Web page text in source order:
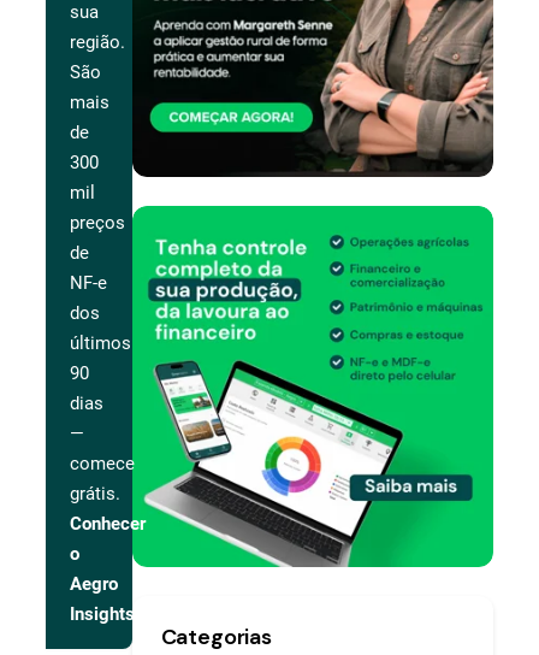
sua
região.
São
mais
de
300
mil
preços
de
NF-e
dos
últimos
90
dias
—
comece
grátis.
Conhecer
o
Aegro
Insights
Categorias